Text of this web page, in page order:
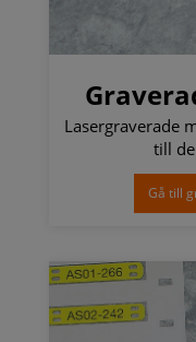
Lasergraverade
till
Gå till